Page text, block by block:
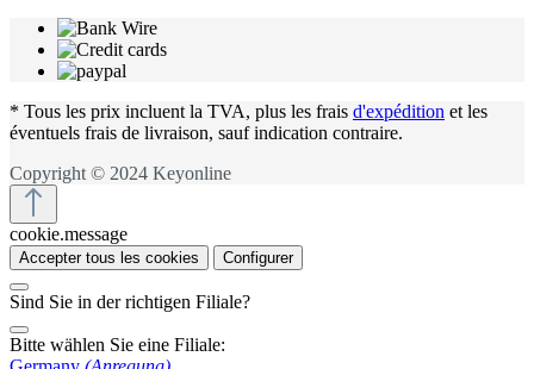
* Tous les prix incluent la TVA, plus les frais d'expédition et les
éventuels frais de livraison, sauf indication contraire.
Copyright © 2024 Keyonline
cookie.message
Accepter tous les cookies Configurer
Sind Sie in der richtigen Filiale?
Bitte wählen Sie eine Filiale: